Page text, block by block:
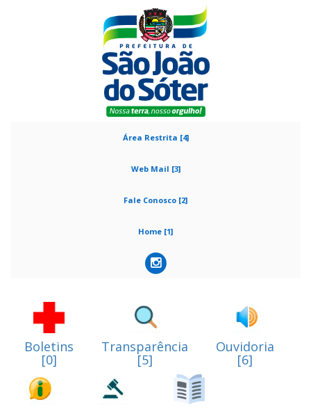
Área Restrita [4]
Web Mail [3]
Fale Conosco [2]
Home [1]
Boletins
[0]
Transparência
[5]
Ouvidoria
[6]